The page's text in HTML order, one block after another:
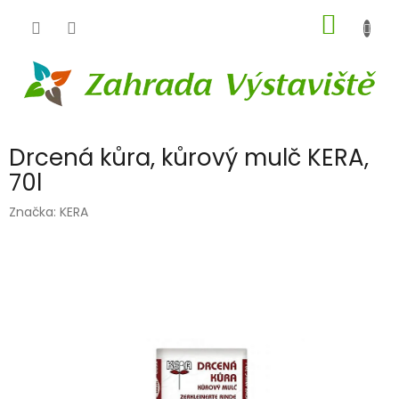
KOŠÍK
Drcená kůra, kůrový mulč KERA,
70l
Značka: KERA